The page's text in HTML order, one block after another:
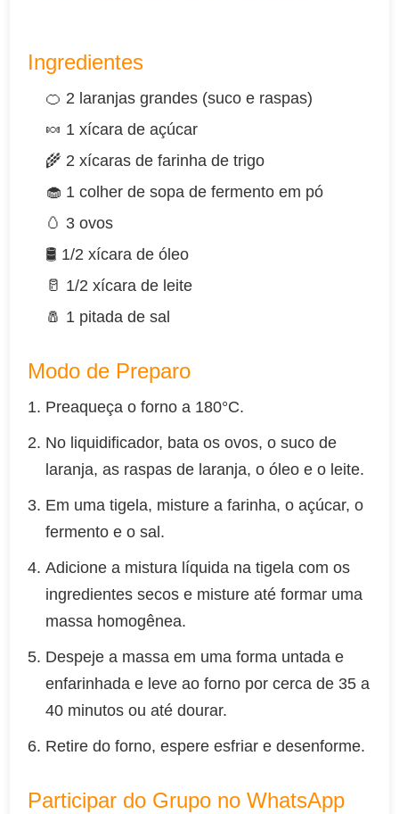
Ingredientes
🍊 2 laranjas grandes (suco e raspas)
🍬 1 xícara de açúcar
🌾 2 xícaras de farinha de trigo
🧁 1 colher de sopa de fermento em pó
🥚 3 ovos
🛢️ 1/2 xícara de óleo
🥛 1/2 xícara de leite
🧂 1 pitada de sal
Modo de Preparo
Preaqueça o forno a 180°C.
No liquidificador, bata os ovos, o suco de
laranja, as raspas de laranja, o óleo e o leite.
Em uma tigela, misture a farinha, o açúcar, o
fermento e o sal.
Adicione a mistura líquida na tigela com os
ingredientes secos e misture até formar uma
massa homogênea.
Despeje a massa em uma forma untada e
enfarinhada e leve ao forno por cerca de 35 a
40 minutos ou até dourar.
Retire do forno, espere esfriar e desenforme.
Participar do Grupo no WhatsApp